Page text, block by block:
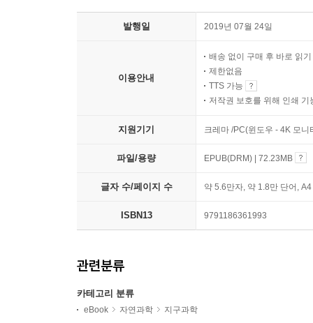
발행일 2019년 07월 24일
이용안내
배송 없이 구매 후 바로 읽기
제한없음
TTS 가능
저작권 보호를 위해 인쇄 기
지원기기 크레마 /PC(윈도우 - 4K 모
파일/용량 EPUB(DRM) | 72.23MB
글자 수/페이지 수 약 5.6만자, 약 1.8만 단어,
ISBN13 9791186361993
관련분류
카테고리 분류
eBook 자연과학 지구과학